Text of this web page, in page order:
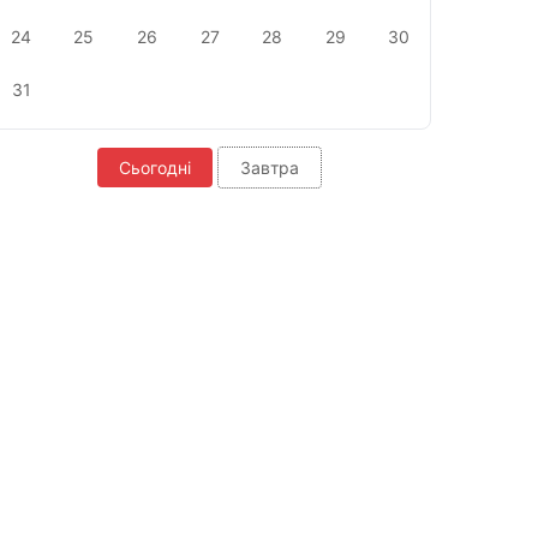
24 25 26 27 28 29 30
31
Сьогодні Завтра